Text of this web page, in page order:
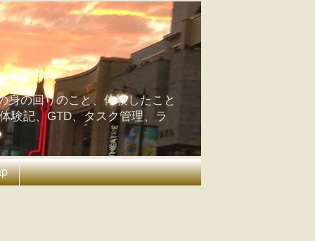
の回りのこと、体験したこと
験記、GTD、タスク管理、ラ